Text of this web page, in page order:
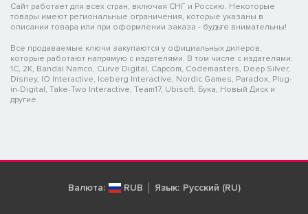
Сайт работает для всех стран, включая СНГ и Россию. Некоторые
товары имеют региональные ограничения, которые указаны в
описании товара или при оформлении заказа - будьте внимательны!
Все продаваемые ключи закупаются у официальных дилеров,
которые работают напрямую с издателями. В том числе с издателями:
1C, 2K, Bandai Namco, Curve Digital, Capcom, Codemasters, Deep Silver,
Disney, IO Interactive, Iceberg Interactive, Nordic Games, Paradox, Plug-
in-Digital, Take-Two Interactive, Team17, Ubisoft, Бука, Новый Диск и
другие
Валюта: RUB Язык: Русский (RU)